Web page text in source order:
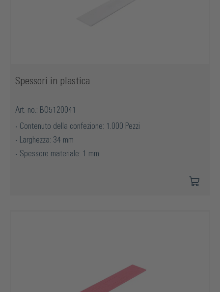
Spessori in plastica
Art. no.: BO5120041
Contenuto della confezione: 1.000 Pezzi
Larghezza: 34 mm
Spessore materiale: 1 mm